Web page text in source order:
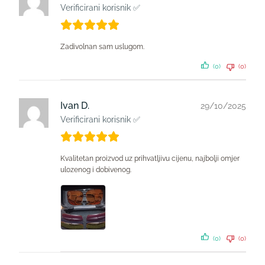
Verificirani korisnik ✅
Zadivolnan sam uslugom.
(0) (0)
Ivan D.
Verificirani korisnik ✅
29/10/2025
Kvalitetan proizvod uz prihvatljivu cijenu, najbolji omjer
ulozenog i dobivenog.
(0) (0)